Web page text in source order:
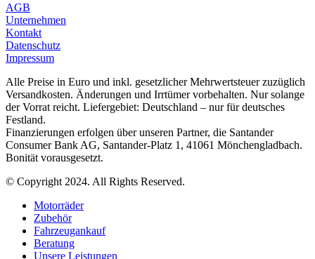
AGB
Unternehmen
Kontakt
Datenschutz
Impressum
Alle Preise in Euro und inkl. gesetzlicher Mehrwertsteuer zuzüglich
Versandkosten. Änderungen und Irrtümer vorbehalten. Nur solange
der Vorrat reicht. Liefergebiet: Deutschland – nur für deutsches
Festland.
Finanzierungen erfolgen über unseren Partner, die Santander
Consumer Bank AG, Santander-Platz 1, 41061 Mönchengladbach.
Bonität vorausgesetzt.
© Copyright 2024. All Rights Reserved.
Motorräder
Zubehör
Fahrzeugankauf
Beratung
Unsere Leistungen